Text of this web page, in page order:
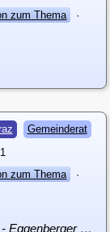
zum Thema
·
Gemeinderat
zum Thema
·
i6843: 10 - Bebauungsplan Köflacher Gasse - Eggenberger Straße